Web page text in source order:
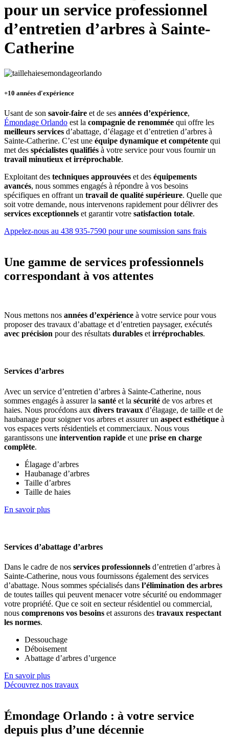
pour un service professionnel
d’entretien d’arbres à Sainte-
Catherine
+10 années d'expérience
Usant de son savoir-faire et de ses années d’expérience,
Émondage Orlando est la compagnie de renommée qui offre les
meilleurs services d’abattage, d’élagage et d’entretien d’arbres à
Sainte-Catherine. C’est une équipe dynamique et compétente qui
met des spécialistes qualifiés à votre service pour vous fournir un
travail minutieux et irréprochable.
Exploitant des techniques approuvées et des équipements
avancés, nous sommes engagés à répondre à vos besoins
spécifiques en offrant un travail de qualité supérieure. Quelle que
soit votre demande, nous intervenons rapidement pour délivrer des
services exceptionnels et garantir votre satisfaction totale.
Appelez-nous au 438 935-7590 pour une soumission sans frais
Une gamme de services professionnels
correspondant à vos attentes
Nous mettons nos années d’expérience à votre service pour vous
proposer des travaux d’abattage et d’entretien paysager, exécutés
avec précision pour des résultats durables et irréprochables.
Services d’arbres
Avec un service d’entretien d’arbres à Sainte-Catherine, nous
sommes engagés à assurer la santé et la sécurité de vos arbres et
haies. Nous procédons aux divers travaux d’élagage, de taille et de
haubanage pour soigner vos arbres et assurer un aspect esthétique à
vos espaces verts résidentiels et commerciaux. Nous vous
garantissons une intervention rapide et une prise en charge
complète.
Élagage d’arbres
Haubanage d’arbres
Taille d’arbres
Taille de haies
En savoir plus
Services d’abattage d’arbres
Dans le cadre de nos services professionnels d’entretien d’arbres à
Sainte-Catherine, nous vous fournissons également des services
d’abattage. Nous sommes spécialisés dans l’élimination des arbres
de toutes tailles qui peuvent menacer votre sécurité ou endommager
votre propriété. Que ce soit en secteur résidentiel ou commercial,
nous comprenons vos besoins et assurons des travaux respectant
les normes.
Dessouchage
Déboisement
Abattage d’arbres d’urgence
En savoir plus
Découvrez nos travaux
Émondage Orlando : à votre service
depuis plus d’une décennie